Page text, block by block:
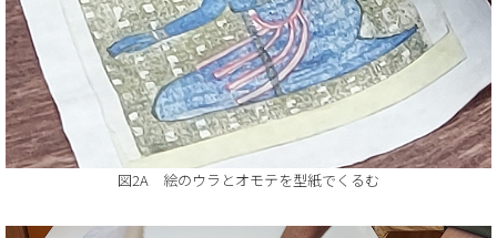
図2A 絵のウラとオモテを型紙でくるむ